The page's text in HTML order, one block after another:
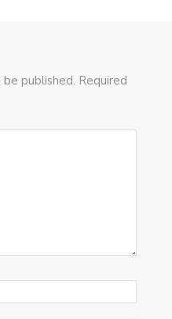
published. Required